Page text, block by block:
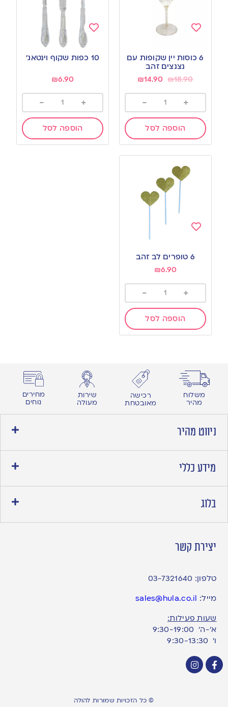
to
wishlist
6 כוסות יין שקופות עם
נצנצים זהב
₪18.90
₪14.90
+
-
הוספה לסל
Add
to
10 כפות שקוף וינטאג’
₪6.90
+
-
הוספה לסל
to6 טופרים לב זהב
₪6.90
+
-
הוספה לסל
משלוח
מהיר
רכישה
מאובטחת
שירות
מעולה
מחירים
נוחים
ניווט מהיר
מידע כללי
בלוג
יצירת קשר
טלפון: 03-7321640
מייל: sales@hula.co.il
שעות פעילות:
א’-ה’ 9:30-19:00
ו׳ 9:30-13:30
© כל הזכויות שמורות להולה